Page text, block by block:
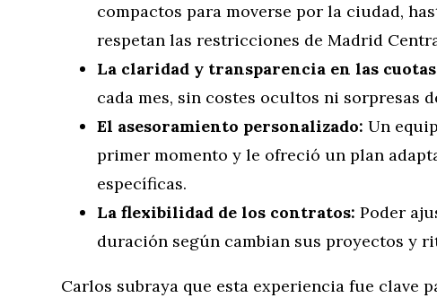
compactos para moverse por la ciudad,
respetan las restricciones de Madrid
La claridad y transparencia en las
cada mes, sin costes ocultos ni sorpresas
El asesoramiento personalizado: Un
primer momento y le ofreció un plan
específicas.
La flexibilidad de los contratos: Poder
duración según cambian sus proyectos y
Carlos subraya que esta experiencia fue clave